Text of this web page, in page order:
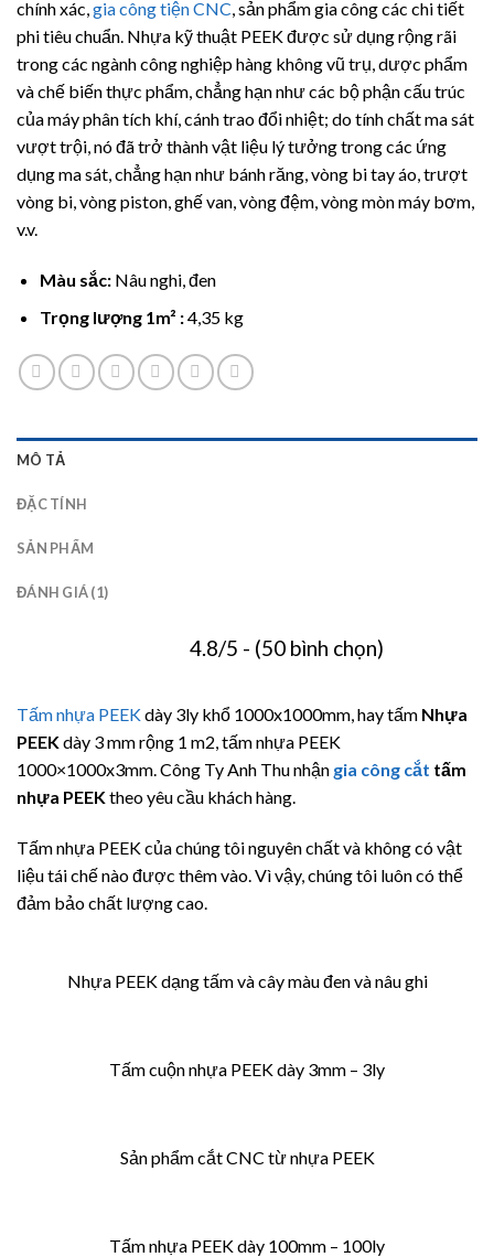
đánh giá
chính xác,gia công tiện CNC, sản phẩm gia công các chi tiết
phi tiêu chuẩn. Nhựa kỹ thuật PEEK được sử dụng rộng rãi
trong các ngành công nghiệp hàng không vũ trụ, dược phẩm
và chế biến thực phẩm, chẳng hạn như các bộ phận cấu trúc
của máy phân tích khí, cánh trao đổi nhiệt; do tính chất ma sát
vượt trội, nó đã trở thành vật liệu lý tưởng trong các ứng
dụng ma sát, chẳng hạn như bánh răng, vòng bi tay áo, trượt
vòng bi, vòng piston, ghế van, vòng đệm, vòng mòn máy bơm,
v.v.
Màu sắc:Nâu nghi, đen
Trọng lượng 1m² :4,35 kg
MÔ TẢ
ĐẶC TÍNH
SẢN PHẨM
ĐÁNH GIÁ (1)
4.8/5 - (50 bình chọn)
Tấm nhựa PEEKdày 3ly khổ 1000x1000mm, hay tấm Nhựa
PEEKdày 3 mm rộng 1 m2, tấm nhựa PEEK
1000×1000x3mm. Công Ty Anh Thu nhận gia công cắt tấm
nhựa PEEKtheo yêu cầu khách hàng.
Tấm nhựa PEEK của chúng tôi nguyên chất và không có vật
liệu tái chế nào được thêm vào. Vì vậy, chúng tôi luôn có thể
đảm bảo chất lượng cao.
Nhựa PEEK dạng tấm và cây màu đen và nâu ghi
Tấm cuộn nhựa PEEK dày 3mm – 3ly
Sản phẩm cắt CNC từ nhựa PEEK
Tấm nhựa PEEK dày 100mm – 100ly